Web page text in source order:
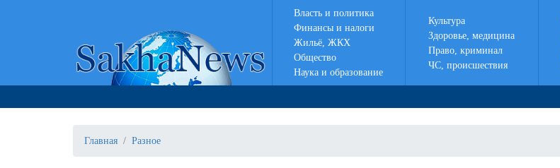
Власть и политика
Финансы и налоги
Жильё, ЖКХ
Общество
Наука и образование
Культура
Здоровье, медицина
Право, криминал
ЧС, происшествия
Главная Разное